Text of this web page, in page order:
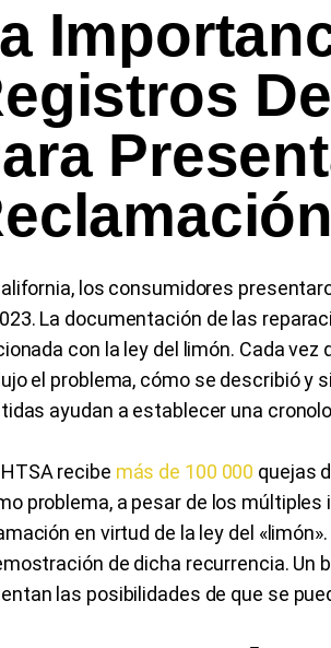
los consumidores
La documentación de las
con la ley del limón. Cada
el problema, cómo se describió y
ayudan a establecer una
recibe más de 100 000 quejas
problema, a pesar de los
en virtud de la ley del
de dicha recurrencia.
las posibilidades de que se